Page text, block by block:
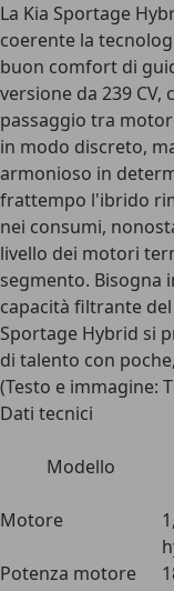
La Kia Sportage
coerente la
buon comfort di
versione da 239
passaggio tra
in modo discreto,
armonioso in
frattempo l'ibrido
nei consumi,
livello dei motori
segmento. Bisogna
capacità filtrante
Sportage Hybrid si
di talento con
(Testo e immagine:
Dati tecnici
Modello
Motore
Potenza motore